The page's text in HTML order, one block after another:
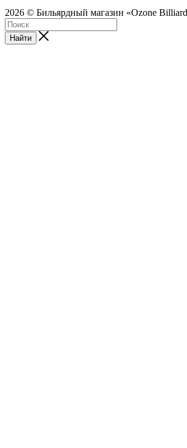
2026 © Бильярдный магазин «Ozone
Найти